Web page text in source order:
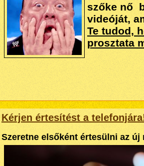
szőke nő
videóját,
Te tudod,
prosztata
Kérjen értesítést a
Szeretne elsőként értesülni az